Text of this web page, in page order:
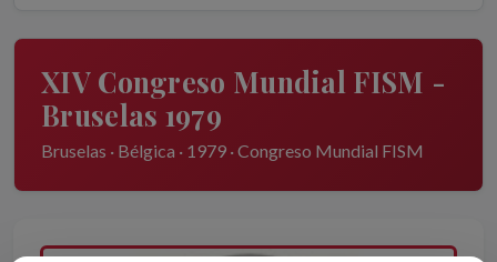
XIV Congreso Mundial FISM -
Bruselas 1979
Bruselas · Bélgica · 1979 · Congreso Mundial FISM